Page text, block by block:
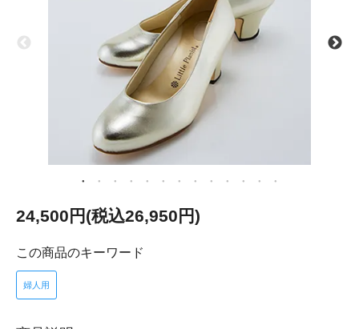
24,500円(税込26,950円)
この商品のキーワード
婦人用